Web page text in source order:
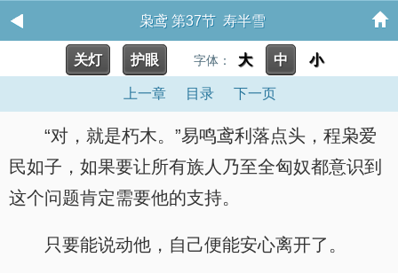
枭鸢 第37节 寿半雪
关灯 护眼 字体： 大 中 小
上一章 目录 下一页
“对，就是朽木。”易鸣鸢利落点头，程枭爱
民如子，如果要让所有族人乃至全匈奴都意识到
这个问题肯定需要他的支持。
只要能说动他，自己便能安心离开了。